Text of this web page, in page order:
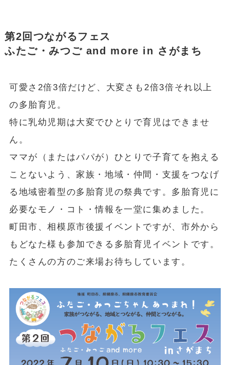
第2回つながるフェス
ふたご・みつご and more in さがまち
可愛さ2倍3倍だけど、大変さも2倍3倍それ以上
の多胎育児。
特に乳幼児期は大変でひとりで育児はできませ
ん。
ママが（またはパパが）ひとりで子育てを抱える
ことないよう、家族・地域・仲間・支援をつなげ
る地域密着型の多胎育児の祭典です。多胎育児に
必要なモノ・コト・情報を一堂に集めました。
町田市、相模原市後援イベントですが、市外から
もどなた様も参加できる多胎育児イベントです。
たくさんの方のご来場お待ちしています。